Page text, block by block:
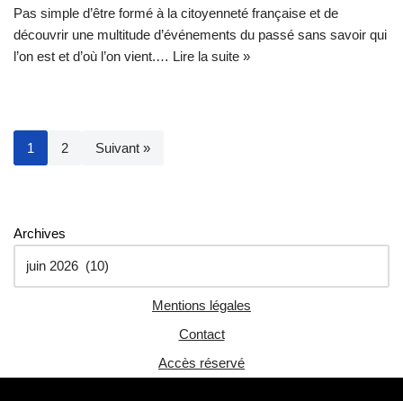
Pas simple d’être formé à la citoyenneté française et de
découvrir une multitude d’événements du passé sans savoir qui
l’on est et d’où l’on vient.… Lire la suite »
1 2 Suivant »
Archives
Mentions légales
Contact
Accès réservé